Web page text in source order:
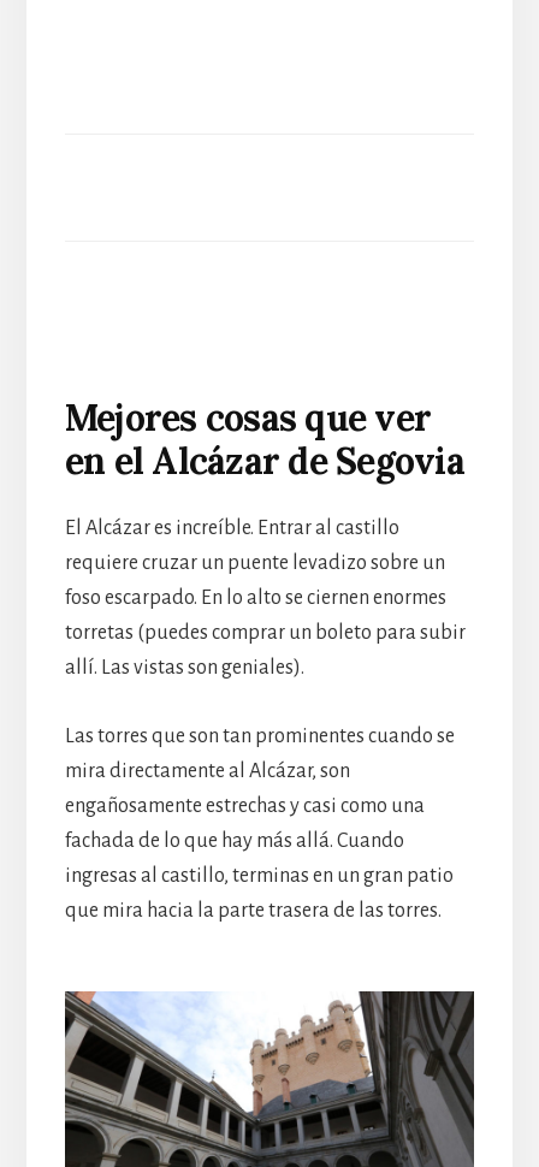
Mejores cosas que ver
en el Alcázar de Segovia
El Alcázar es increíble. Entrar al castillo
requiere cruzar un puente levadizo sobre un
foso escarpado. En lo alto se ciernen enormes
torretas (puedes comprar un boleto para subir
allí. Las vistas son geniales).
Las torres que son tan prominentes cuando se
mira directamente al Alcázar, son
engañosamente estrechas y casi como una
fachada de lo que hay más allá. Cuando
ingresas al castillo, terminas en un gran patio
que mira hacia la parte trasera de las torres.